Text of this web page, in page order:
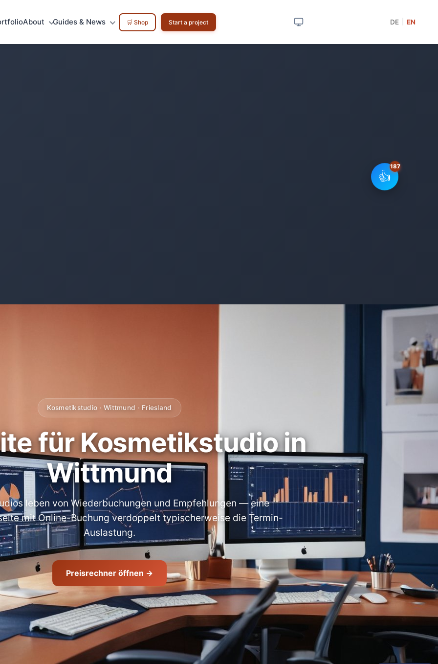
About Guides & News 🛒 Shop Start a project DE EN
👍
Kosmetikstudio · Wittmund · Friesland
für Kosmetikstudio in
Wittmund
leben von Wiederbuchungen und Empfehlungen — eine
mit Online-Buchung verdoppelt typischerweise die Termin-
Auslastung.
Preisrechner öffnen →